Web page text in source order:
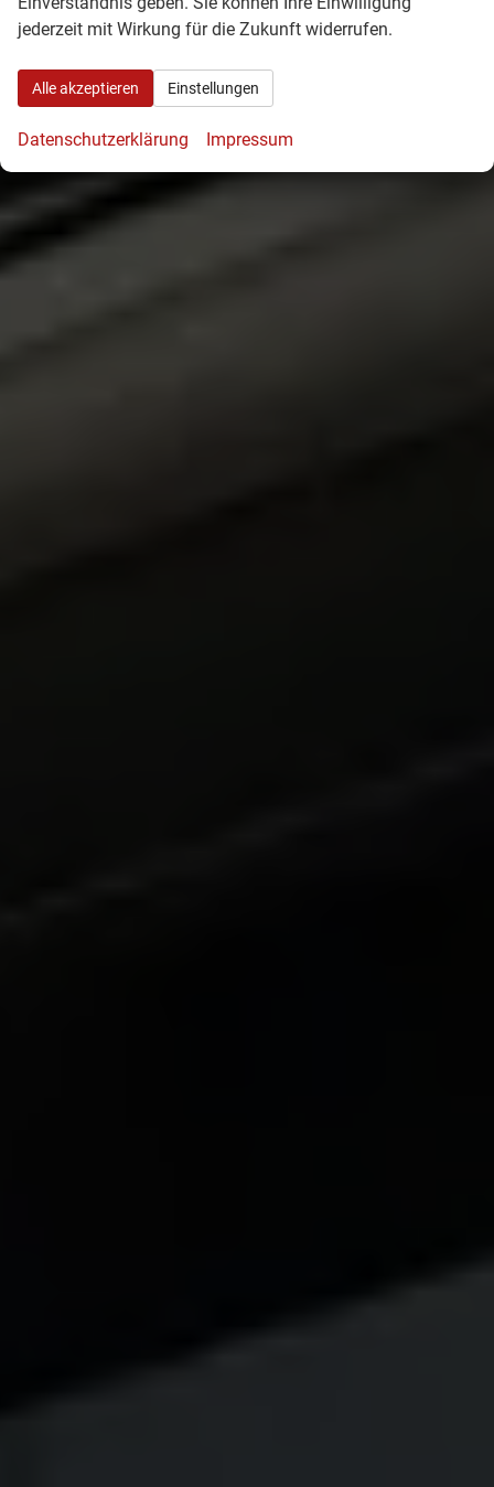
jederzeit mit Wirkung für die Zukunft widerrufen.
Alle akzeptieren Einstellungen
Datenschutzerklärung Impressum